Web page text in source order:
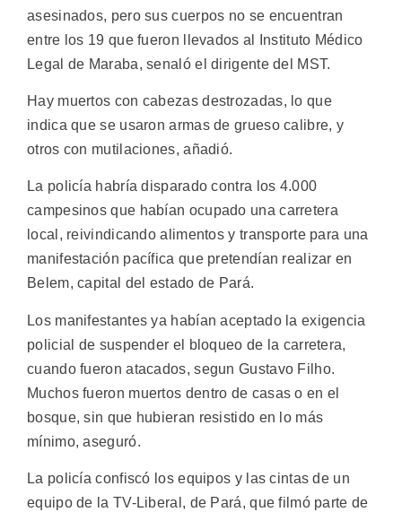
asesinados, pero sus cuerpos no se encuentran
entre los 19 que fueron llevados al Instituto Médico
Legal de Maraba, senaló el dirigente del MST.
Hay muertos con cabezas destrozadas, lo que
indica que se usaron armas de grueso calibre, y
otros con mutilaciones, añadió.
La policía habría disparado contra los 4.000
campesinos que habían ocupado una carretera
local, reivindicando alimentos y transporte para una
manifestación pacífica que pretendían realizar en
Belem, capital del estado de Pará.
Los manifestantes ya habían aceptado la exigencia
policial de suspender el bloqueo de la carretera,
cuando fueron atacados, segun Gustavo Filho.
Muchos fueron muertos dentro de casas o en el
bosque, sin que hubieran resistido en lo más
mínimo, aseguró.
La policía confiscó los equipos y las cintas de un
equipo de la TV-Liberal, de Pará, que filmó parte de